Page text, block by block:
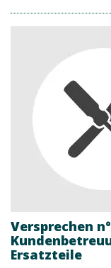
Versprechen
Ersatzteile